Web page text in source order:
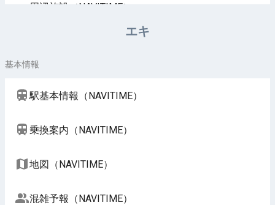
周辺施設（NAVITIME）
エキ
基本情報
駅基本情報（NAVITIME）
乗換案内（NAVITIME）
地図（NAVITIME）
混雑予報（NAVITIME）